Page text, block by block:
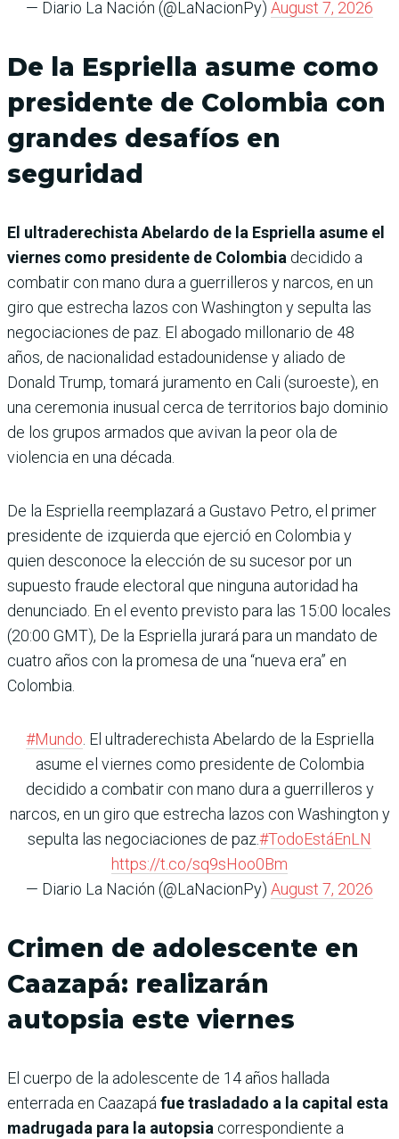
— Diario La Nación (@LaNacionPy) August 7, 2026
De la Espriella asume como
presidente de Colombia con
grandes desafíos en
seguridad
El ultraderechista Abelardo de la Espriella asume el
viernes como presidente de Colombia decidido a
combatir con mano dura a guerrilleros y narcos, en un
giro que estrecha lazos con Washington y sepulta las
negociaciones de paz. El abogado millonario de 48
años, de nacionalidad estadounidense y aliado de
Donald Trump, tomará juramento en Cali (suroeste), en
una ceremonia inusual cerca de territorios bajo dominio
de los grupos armados que avivan la peor ola de
violencia en una década.
De la Espriella reemplazará a Gustavo Petro, el primer
presidente de izquierda que ejerció en Colombia y
quien desconoce la elección de su sucesor por un
supuesto fraude electoral que ninguna autoridad ha
denunciado. En el evento previsto para las 15:00 locales
(20:00 GMT), De la Espriella jurará para un mandato de
cuatro años con la promesa de una “nueva era” en
Colombia.
#Mundo. El ultraderechista Abelardo de la Espriella
asume el viernes como presidente de Colombia
decidido a combatir con mano dura a guerrilleros y
narcos, en un giro que estrecha lazos con Washington y
sepulta las negociaciones de paz.#TodoEstáEnLN
https://t.co/sq9sHoo0Bm
— Diario La Nación (@LaNacionPy) August 7, 2026
Crimen de adolescente en
Caazapá: realizarán
autopsia este viernes
El cuerpo de la adolescente de 14 años hallada
enterrada en Caazapáfue trasladado a la capital esta
madrugada para la autopsia correspondiente a